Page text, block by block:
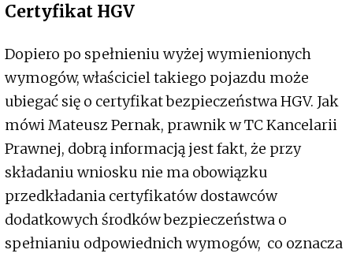
Certyfikat HGV
Dopiero po spełnieniu wyżej wymienionych
wymogów, właściciel takiego pojazdu może
ubiegać się o certyfikat bezpieczeństwa HGV. Jak
mówi Mateusz Pernak, prawnik w TC Kancelarii
Prawnej, dobrą informacją jest fakt, że przy
składaniu wniosku nie ma obowiązku
przedkładania certyfikatów dostawców
dodatkowych środków bezpieczeństwa o
spełnianiu odpowiednich wymogów, co oznacza